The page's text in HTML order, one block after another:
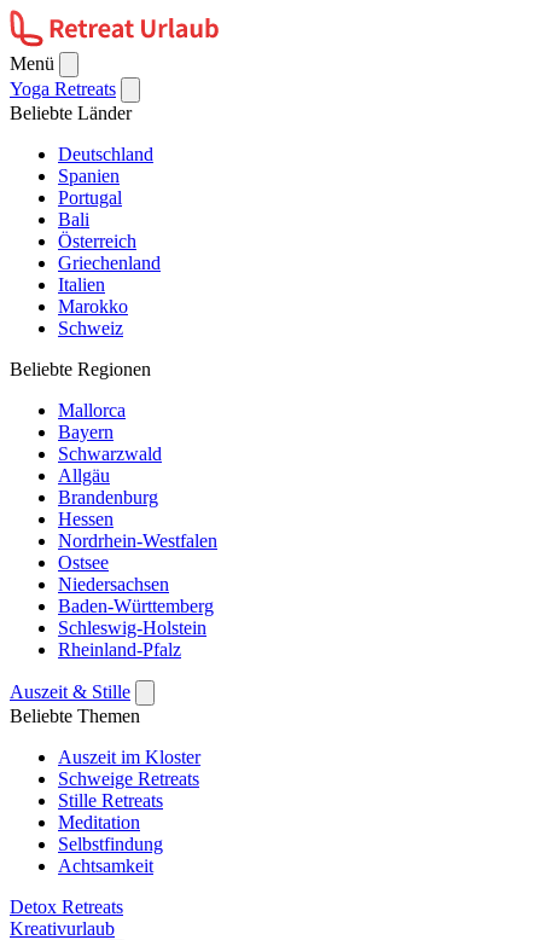
Menü
Yoga Retreats
Beliebte Länder
Deutschland
Spanien
Portugal
Bali
Österreich
Griechenland
Italien
Marokko
Schweiz
Beliebte Regionen
Mallorca
Bayern
Schwarzwald
Allgäu
Brandenburg
Hessen
Nordrhein-Westfalen
Ostsee
Niedersachsen
Baden-Württemberg
Schleswig-Holstein
Rheinland-Pfalz
Auszeit & Stille
Beliebte Themen
Auszeit im Kloster
Schweige Retreats
Stille Retreats
Meditation
Selbstfindung
Achtsamkeit
Detox Retreats
Kreativurlaub